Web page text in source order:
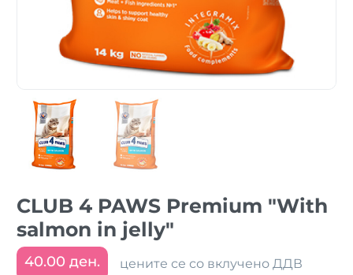
CLUB 4 PAWS Premium "With
salmon in jelly"
40.00 ден. цените се со вклучено ДДВ